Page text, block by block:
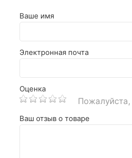
Ваше имя
Электронная почта
Оценка
Ваш отзыв о товаре